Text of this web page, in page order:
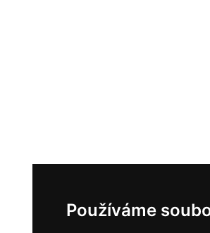
Používáme